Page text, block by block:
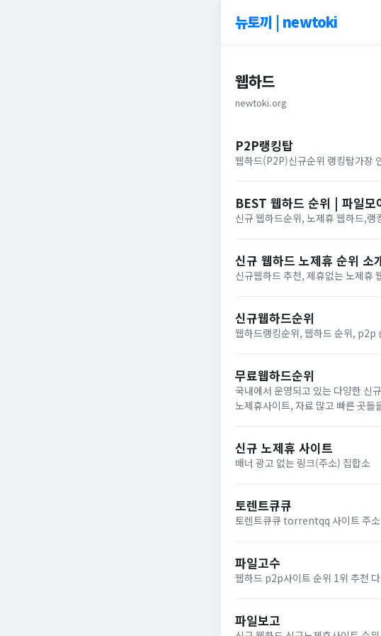
뉴토끼 | newtoki
웹하드
newtoki.org
P2P랭킹탑
웹하드(P2P)신규순위 랭킹탑가장
BEST 웹하드 순위 | 파일모
신규 웹하드순위, 노제휴 웹하드,
신규 웹하드 노제휴 순위 소
신규웹하드 추천, 제휴없는 노제휴
신규웹하드순위
웹하드랭킹순위, 웹하드 순위, p2p
무료웹하드순위
국내에서 운영되고 있는 다양한 신
노제휴사이트, 자료 많고 빠른 곳들
신규 노제휴 사이트
배너 광고 없는 링크(주소) 집합소
토렌트큐큐
토렌트큐큐 torrentqq 사이트 주소
파일고수
웹하드 p2p사이트 순위 1위 추천
파일보고